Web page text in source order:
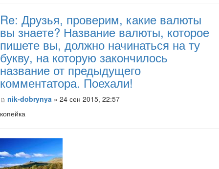
Re: Друзья, проверим, какие валюты
вы знаете? Название валюты, которое
пишете вы, должно начинаться на ту
букву, на которую закончилось
название от предыдущего
комментатора. Поехали!
nik-dobrynya » 24 сен 2015, 22:57
копейка